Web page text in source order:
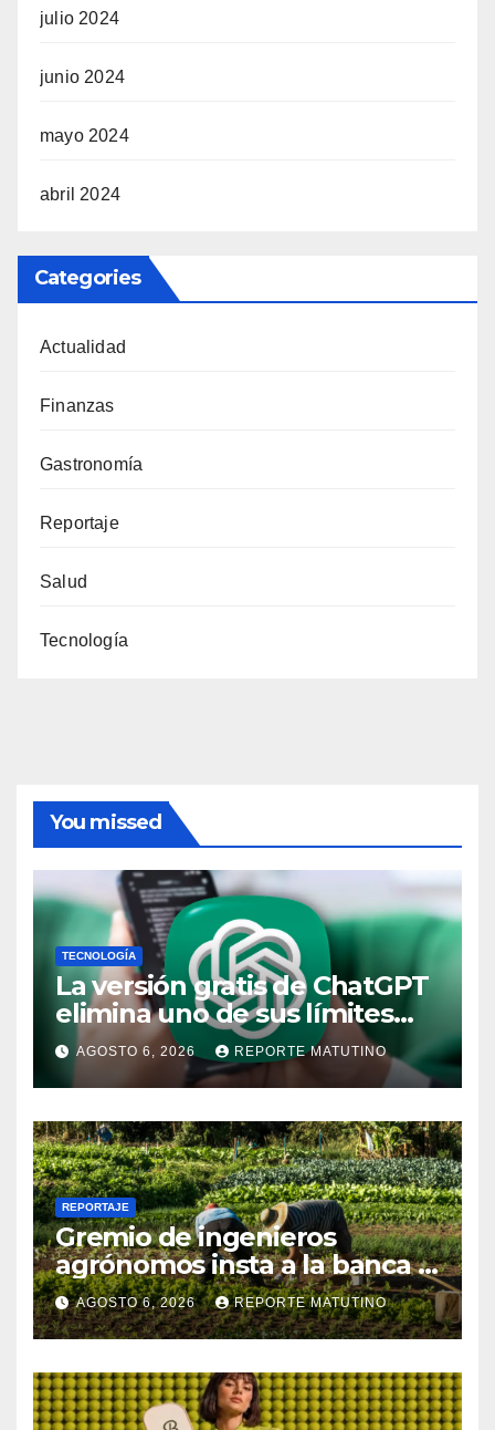
julio 2024
junio 2024
mayo 2024
abril 2024
Categories
Actualidad
Finanzas
Gastronomía
Reportaje
Salud
Tecnología
You missed
TECNOLOGÍA
La versión gratis de ChatGPT
elimina uno de sus límites
más pedidos y ahora es más
útil
AGOSTO 6, 2026 REPORTE MATUTINO
REPORTAJE
Gremio de ingenieros
agrónomos insta a la banca a
financiar la agricultura
familiar
AGOSTO 6, 2026 REPORTE MATUTINO